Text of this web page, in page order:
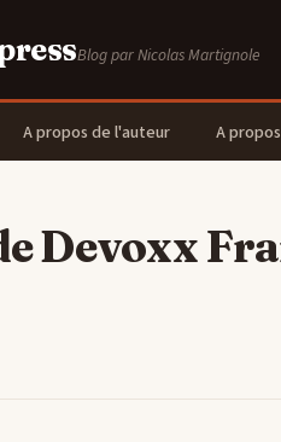
Blog par Nicolas Martignole
A propos de l'auteur A
Devoxx